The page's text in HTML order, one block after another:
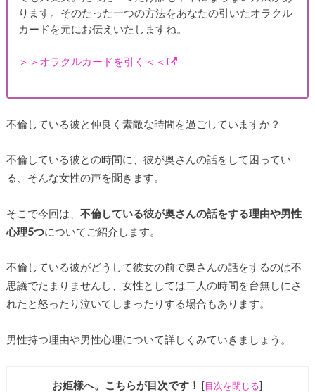
ります。そのたった一つの方法をあなたの引いたオラクル
カードを元にお伝えいたしますね。
＞＞オラクルカードを引く＜＜
不倫している彼と仲良く素敵な時間を過ごしていますか？
不倫している彼との時間に、彼が奥さんの話をして困ってい
る、そんな女性の声を聞きます。
そこで今回は、 不倫している彼が奥さんの話をする理由や男性
心理5つについてご紹介します。
不倫している彼がどうして彼女の前で奥さんの話をするのは不
思議でたまりませんし、女性としては二人の時間を台無しにさ
れたと怒ったり泣いてしまったりする場合もあります。
男性持つ理由や男性心理について詳しくみていきましょう。
お姫様へ。こちらが目次です！ [目次を閉じる]